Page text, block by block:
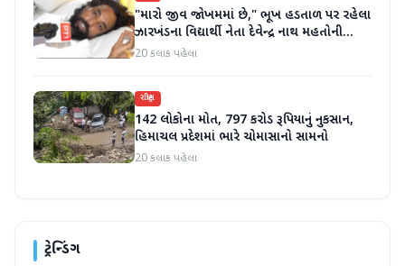
"મારો જીવ જોખમમાં છે," ભૂખ હડતાળ પર રહેલા
ઝારખંડના વિદ્યાર્થી નેતા દેવેન્દ્ર નાથ મહતોની
તબિયત ખરાબ
20 કલાક પહેલા
રાષ્ટ્રીય
142 લોકોના મોત, 797 કરોડ રૂપિયાનું નુકસાન,
હિમાચલ પ્રદેશમાં ભારે ચોમાસાનો સામનો
20 કલાક પહેલા
ટ્રેન્ડિંગ